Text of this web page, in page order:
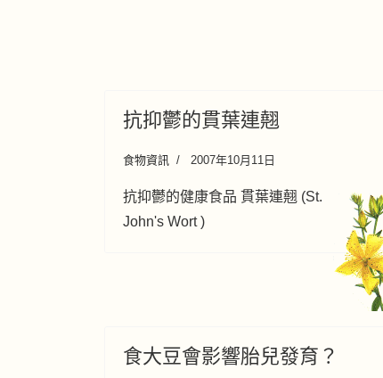
抗抑鬱的貫葉連翹
食物資訊 2007年10月11日
抗抑鬱的健康食品 貫葉連翹 (St.
John's Wort )
食大豆會影響胎兒發育？